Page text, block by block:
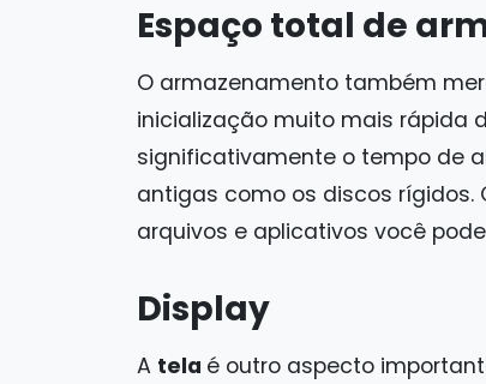
Espaço total de
O armazenamento também
inicialização muito mais rápida
significativamente o tempo de
antigas como os discos rígidos.
arquivos e aplicativos você
Display
A tela é outro aspecto